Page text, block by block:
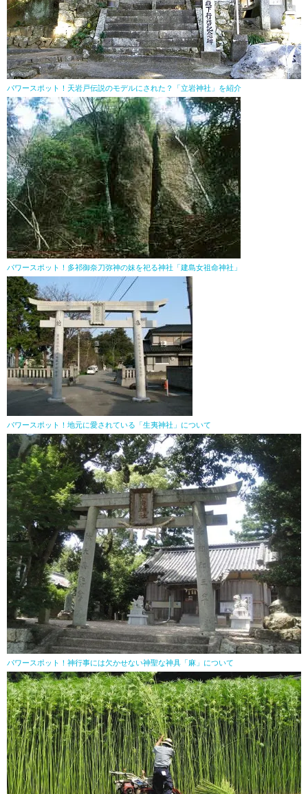
パワースポット！天岩戸伝説のモデルにされた？「立岩神社」を紹介
パワースポット！多祁御奈刀弥神の妹を祀る神社「建島女祖命神社」
パワースポット！地元に愛されている「生夷神社」について
パワースポット！神行事には欠かせない神聖な神具「麻」について